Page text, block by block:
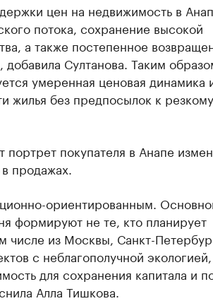
цен на недвижимость в
потока, сохранение высокой
а также постепенное
Султанова. Таким
умеренная ценовая динамика
жилья без предпосылок к резкому
портрет покупателя в Анапе
продажах.
ориентированным.
формируют не те, кто планирует
числе из Москвы, Санкт-
с неблагополучной экологией,
для сохранения капитала и
Алла Тишкова.